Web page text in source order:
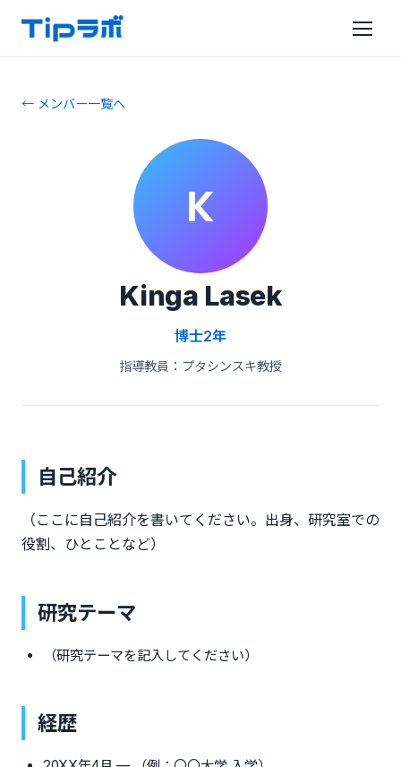
← メンバー一覧へ
K
Kinga Lasek
博士2年
指導教員：プタシンスキ教授
自己紹介
（ここに自己紹介を書いてください。出身、研究室での
役割、ひとことなど）
研究テーマ
（研究テーマを記入してください）
経歴